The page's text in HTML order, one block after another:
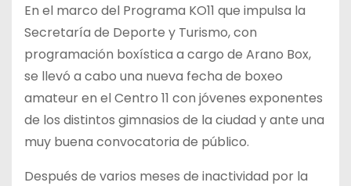
En el marco del Programa KO11 que impulsa la
Secretaría de Deporte y Turismo, con
programación boxística a cargo de Arano Box,
se llevó a cabo una nueva fecha de boxeo
amateur en el Centro 11 con jóvenes exponentes
de los distintos gimnasios de la ciudad y ante una
muy buena convocatoria de público.
Después de varios meses de inactividad por la